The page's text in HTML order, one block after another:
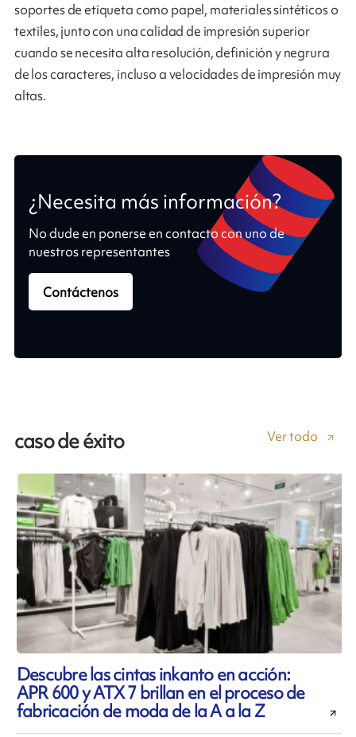
soportes de etiqueta como papel, materiales sintéticos o
textiles, junto con una calidad de impresión superior
cuando se necesita alta resolución, definición y negrura
de los caracteres, incluso a velocidades de impresión muy
altas.
¿Necesita más información?
No dude en ponerse en contacto con uno de
nuestros representantes
Contáctenos
caso de éxito Ver todo
Descubre las cintas inkanto en acción:
APR 600 y ATX 7 brillan en el proceso de
fabricación de moda de la A a la Z